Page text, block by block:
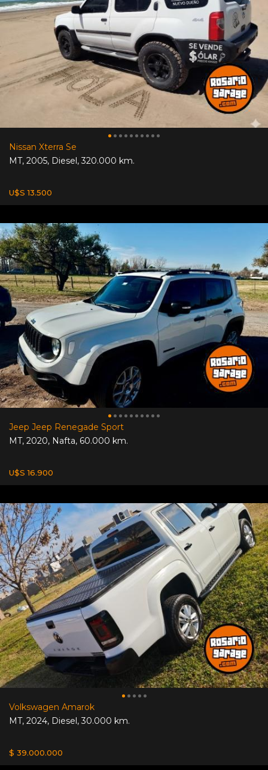
Nissan Xterra Se
MT, 2005, Diesel,320.000 km.
U$S 13.500
Jeep Jeep Renegade Sport
MT, 2020, Nafta, 60.000 km.
U$S 16.900
Volkswagen Amarok
MT, 2024, Diesel,30.000 km.
$ 39.000.000